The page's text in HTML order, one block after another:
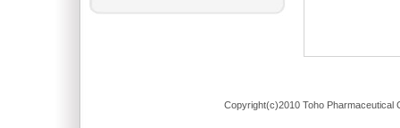
Copyright(c)2010 Toho Pharmaceutical